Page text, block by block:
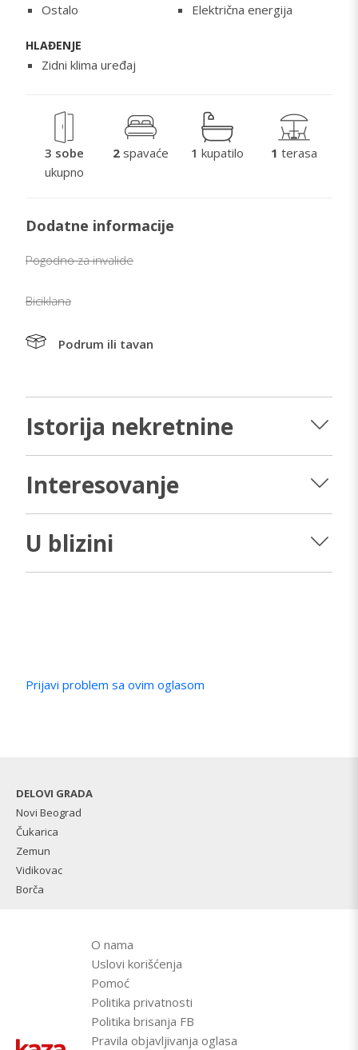
Ostalo Električna energija
HLAĐENJE
Zidni klima uređaj
3 sobe
ukupno
2 spavaće 1 kupatilo 1 terasa
Dodatne informacije
Pogodno za invalide
Biciklana
Podrum ili tavan
Istorija nekretnine
Interesovanje
U blizini
Prijavi problem sa ovim oglasom
DELOVI GRADA
Novi Beograd
Čukarica
Zemun
Vidikovac
Borča
O nama
Uslovi korišćenja
Pomoć
Politika privatnosti
Politika brisanja FB
Pravila objavljivanja oglasa